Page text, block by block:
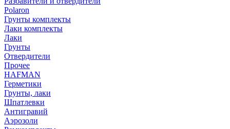
Polaron
Грунты комплекты
Лаки комплекты
Лаки
Грунты
Отвердители
Прочее
HAFMAN
Герметики
Грунты, лаки
Шпатлевки
Антигравий
Аэрозоли